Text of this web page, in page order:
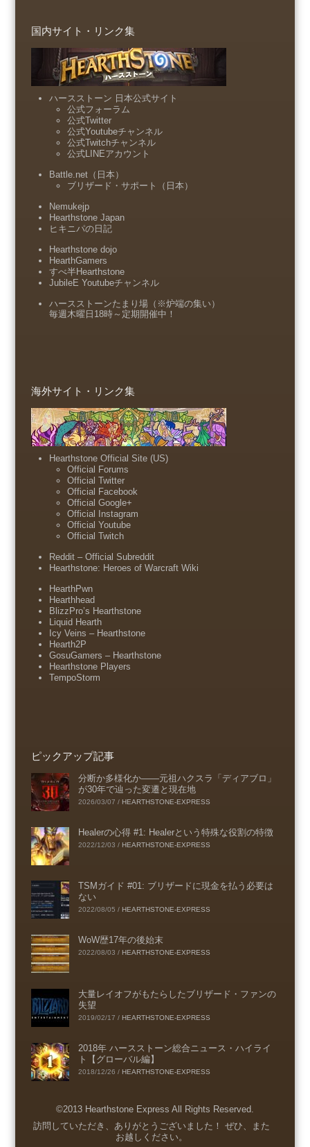
国内サイト・リンク集
ハースストーン 日本公式サイト
公式フォーラム
公式Twitter
公式Youtubeチャンネル
公式Twitchチャンネル
公式LINEアカウント
Battle.net（日本）
ブリザード・サポート（日本）
Nemukejp
Hearthstone Japan
ヒキニパの日記
Hearthstone dojo
HearthGamers
すべ半Hearthstone
JubileE Youtubeチャンネル
ハースストーンたまり場（※炉端の集い）
毎週木曜日18時～定期開催中！
海外サイト・リンク集
Hearthstone Official Site (US)
Official Forums
Official Twitter
Official Facebook
Official Google+
Official Instagram
Official Youtube
Official Twitch
Reddit – Official Subreddit
Hearthstone: Heroes of Warcraft Wiki
HearthPwn
Hearthhead
BlizzPro’s Hearthstone
Liquid Hearth
Icy Veins – Hearthstone
Hearth2P
GosuGamers – Hearthstone
Hearthstone Players
TempoStorm
ピックアップ記事
分断か多様化か――元祖ハクスラ「ディアブロ」
が30年で辿った変遷と現在地
2026/03/07 / HEARTHSTONE-EXPRESS
Healerの心得 #1: Healerという特殊な役割の特徴
2022/12/03 / HEARTHSTONE-EXPRESS
TSMガイド #01: ブリザードに現金を払う必要は
ない
2022/08/05 / HEARTHSTONE-EXPRESS
WoW歴17年の後始末
2022/08/03 / HEARTHSTONE-EXPRESS
大量レイオフがもたらしたブリザード・ファンの
失望
2019/02/17 / HEARTHSTONE-EXPRESS
2018年 ハースストーン総合ニュース・ハイライ
ト【グローバル編】
2018/12/26 / HEARTHSTONE-EXPRESS
©2013 Hearthstone Express All Rights Reserved.
Menu
訪問していただき、ありがとうございました！ ぜひ、また
お越しください。